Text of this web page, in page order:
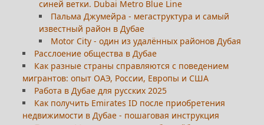
синей ветки. Dubai Metro Blue Line
Пальма Джумейра - мегаструктура и самый
известный район в Дубае
Motor City - один из удалённых районов Дубая
Расслоение общества в Дубае
Как разные страны справляются с поведением
мигрантов: опыт ОАЭ, России, Европы и США
Работа в Дубае для русских 2025
Как получить Emirates ID после приобретения
недвижимости в Дубае - пошаговая инструкция